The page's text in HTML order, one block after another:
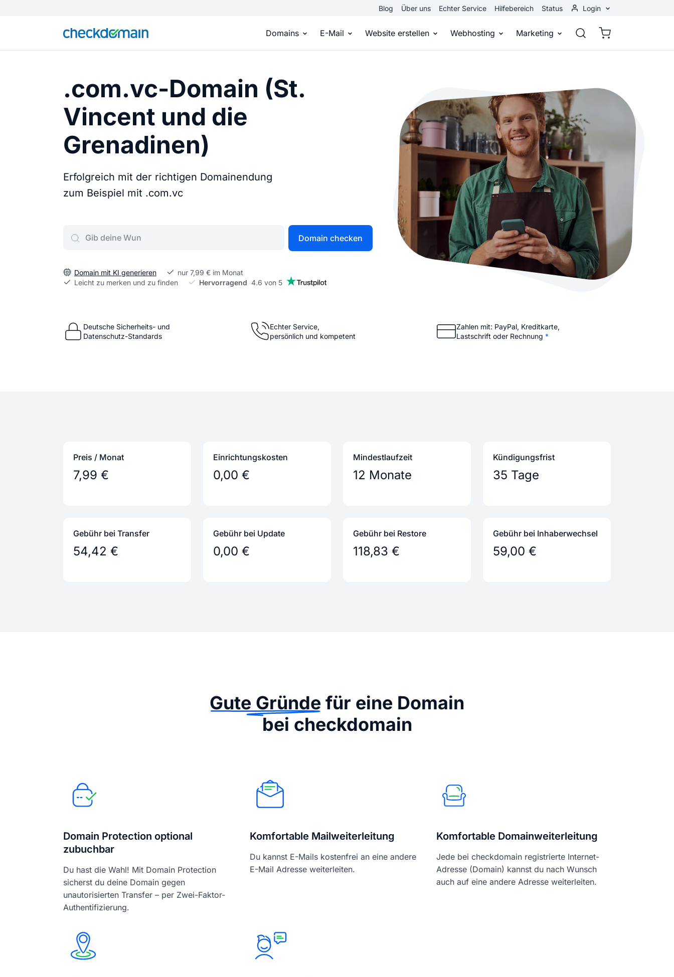
Blog Über uns Echter Service Hilfebereich Status Login
Kundenbereich
Webmail
Domains
Über 950 Domain-Endungen aus aller Welt
Einfach & schnell beim Domain-Profi
KI Domain Generator
Erstelle schnell gute Domains
.de Domain
.at Domain .mobile Domain
E-Mail
E-Mail-Hosting
Zugriff auf E-Mails immer und überall
Website erstellen
Homepage Baukasten
Eigene Homepage ohne Programmierkenntnisse
Online-Shop erstellen
Bringe dein Unternehmen noch heute online
Website erstellen lassen Sehr beliebt
Unser Website-Service erstellt Ihre Website
Webhosting
Domains, E-Mails und Datenbanken
Rankingcoach
Schnell und einfach an die Spitze bei Google
Premium Services
Individuelle technische Unterstützung
Marketing
Bessere Platzierung in
Google Anzeigen
Sofort sichtbar bei Google
Banner-Werbung
Deine Anzeigen auf anderen
Social Media Marketing
Mehr Kunden über Instagram &
Online Complete
.com.vc-Domain (St.
Vincent und die
Grenadinen)
Erfolgreich mit der richtigen Domainendung
zum Beispiel mit .com.vc
Domain checken
Domain mit KI generieren
nur 7,99 € im Monat
Leicht zu merken und zu finden
Hervorragend 4.6 von 5
Deutsche Sicherheits- und
Datenschutz-Standards
Echter Service,
persönlich und kompetent
Zahlen mit: PayPal, Kreditkarte,
Lastschrift oder Rechnung *
Preis / Monat
7,99 €
Einrichtungs­kosten
0,00 €
Mindestlaufzeit
12 Monate
Kündigungs­frist
35 Tage
Gebühr bei Transfer
54,42 €
Gebühr bei Update
0,00 €
Gebühr bei Restore
118,83 €
Gebühr bei Inhaber­wechsel
59,00 €
Gute Gründe für eine Domain
bei checkdomain
Domain Protection optional
zubuchbar
Du hast die Wahl! Mit Domain Protection
sicherst du deine Domain gegen
unautorisierten Transfer – per Zwei-Faktor-
Authentifizierung.
Komfortable Mailweiterleitung
Du kannst E-Mails kostenfrei an eine andere
E-Mail Adresse weiterleiten.
Komfortable Domainweiterleitung
Jede bei checkdomain registrierte Internet-
Adresse (Domain) kannst du nach Wunsch
auch auf eine andere Adresse weiterleiten.